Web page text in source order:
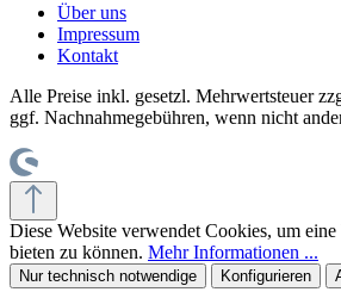
Über uns
Impressum
Kontakt
Alle Preise inkl. gesetzl. Mehrwertsteuer
ggf. Nachnahmegebühren, wenn nicht
Diese Website verwendet Cookies, um
bieten zu können. Mehr Informationen ...
Nur technisch notwendige Konfigurieren